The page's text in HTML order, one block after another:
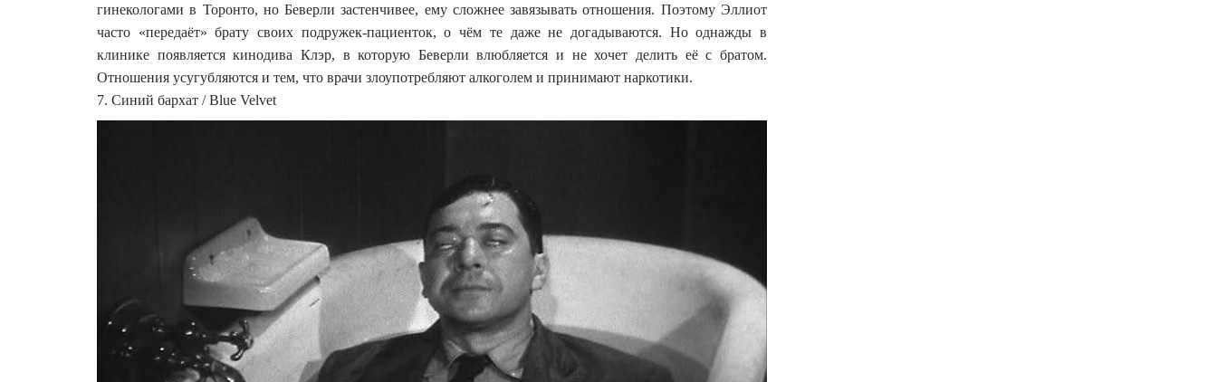
гинекологами в Торонто, но Беверли застенчивее, ему сложнее завязывать отношения. Поэтому Эллиот
часто «передаёт» брату своих подружек-пациенток, о чём те даже не догадываются. Но однажды в
клинике появляется кинодива Клэр, в которую Беверли влюбляется и не хочет делить её с братом.
Отношения усугубляются и тем, что врачи злоупотребляют алкоголем и принимают наркотики.
7. Синий бархат / Blue Velvet